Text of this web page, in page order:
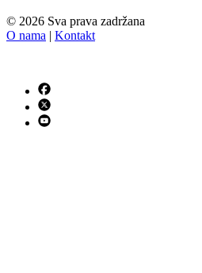
© 2026 Sva prava zadržana
O nama | Kontakt